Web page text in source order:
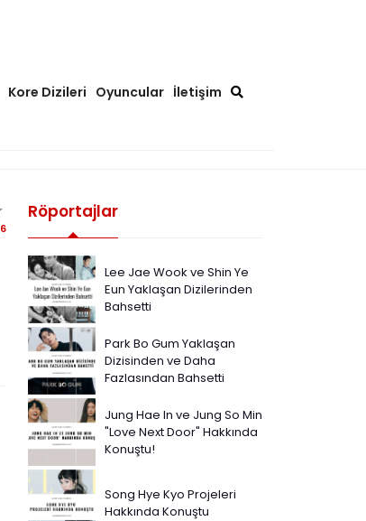
Kore Dizileri Oyuncular İletişim
6
Röportajlar
Lee Jae Wook ve Shin Ye
Eun Yaklaşan Dizilerinden
Bahsetti
Park Bo Gum Yaklaşan
Dizisinden ve Daha
Fazlasından Bahsetti
Jung Hae In ve Jung So Min
"Love Next Door" Hakkında
Konuştu!
Song Hye Kyo Projeleri
Hakkında Konuştu